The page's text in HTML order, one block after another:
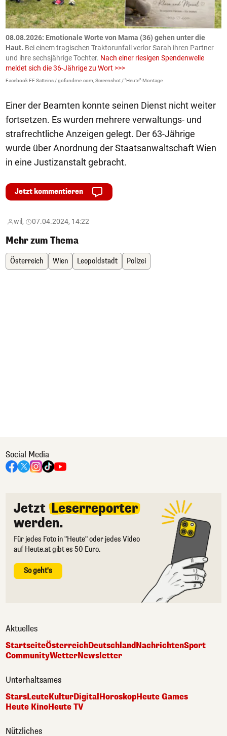
08.08.2026: Emotionale Worte von Mama (36) gehen unter die
Haut. Bei einem tragischen Traktorunfall verlor Sarah ihren Partner
und ihre sechsjährige Tochter. Nach einer riesigen Spendenwelle
meldet sich die 36-Jährige zu Wort >>>
Facebook FF Satteins / gofundme.com, Screenshot / "Heute"-Montage
Einer der Beamten konnte seinen Dienst nicht weiter
fortsetzen. Es wurden mehrere verwaltungs- und
strafrechtliche Anzeigen gelegt. Der 63-Jährige
wurde über Anordnung der Staatsanwaltschaft Wien
in eine Justizanstalt gebracht.
Jetzt kommentieren
wil, 07.04.2024, 14:22
Mehr zum Thema
Österreich Wien Leopoldstadt Polizei
Social Media
Jetzt Leserreporter
werden.
Für jedes Foto in "Heute" oder jedes Video
auf Heute.at gibt es 50 Euro.
So geht's
Aktuelles
StartseiteÖsterreichDeutschlandNachrichtenSport
CommunityWetterNewsletter
Unterhaltsames
StarsLeuteKulturDigital HoroskopHeute Games
Heute KinoHeute TV
Nützliches